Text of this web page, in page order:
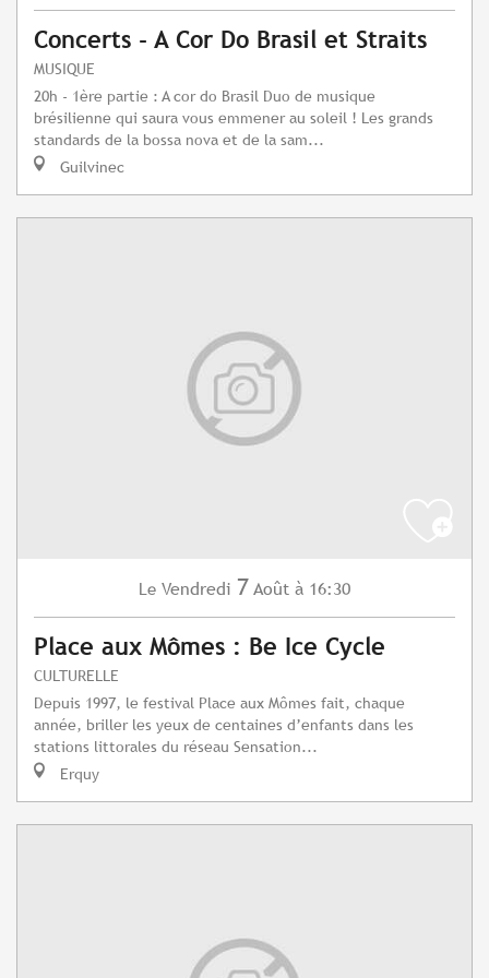
Concerts - A Cor Do Brasil et Straits
MUSIQUE
20h - 1ère partie : A cor do Brasil Duo de musique
brésilienne qui saura vous emmener au soleil ! Les grands
standards de la bossa nova et de la sam...
Guilvinec
Le Vendredi 7 Août à 16:30
Place aux Mômes : Be Ice Cycle
CULTURELLE
Depuis 1997, le festival Place aux Mômes fait, chaque
année, briller les yeux de centaines d’enfants dans les
stations littorales du réseau Sensation...
Erquy